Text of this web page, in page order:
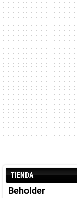
TIENDA
Beholder